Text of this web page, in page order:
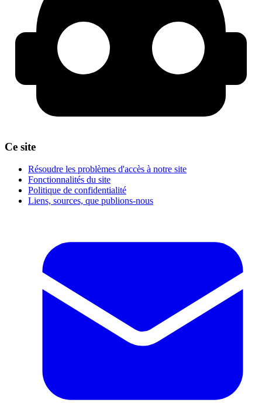
Ce site
Résoudre les problèmes d'accès à notre site
Fonctionnalités du site
Politique de confidentialité
Liens, sources, que publions-nous